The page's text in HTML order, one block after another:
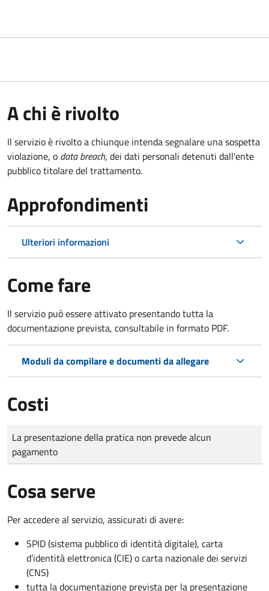
A chi è rivolto
Il servizio è rivolto a chiunque intenda segnalare una sospetta
violazione, o data breach, dei dati personali detenuti dall'ente
pubblico titolare del trattamento.
Approfondimenti
Ulteriori informazioni
Come fare
Il servizio può essere attivato presentando tutta la
documentazione prevista, consultabile in formato PDF.
Moduli da compilare e documenti da allegare
Costi
Tipo di pagamento
Importo
La presentazione della pratica non prevede alcun
pagamento
Cosa serve
Per accedere al servizio, assicurati di avere:
SPID (sistema pubblico di identità digitale), carta
d’identità elettronica (CIE) o carta nazionale dei servizi
(CNS)
tutta la documentazione prevista per la presentazione